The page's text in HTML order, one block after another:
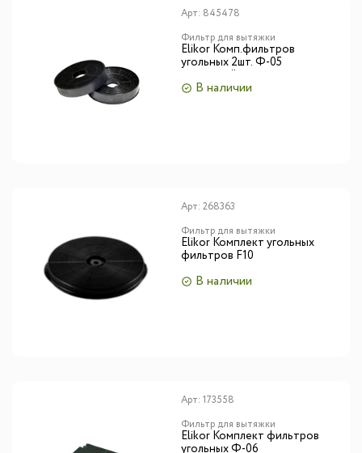
Арт: 845478
Фильтр для вытяжки
Elikor Комп.фильтров
угольных 2шт. Ф-05
кассетный
В наличии
Арт: 268363
Фильтр для вытяжки
Elikor Комплект угольных
фильтров F10
В наличии
Арт: 173558
Фильтр для вытяжки
Elikor Комплект фильтров
угольных Ф-06